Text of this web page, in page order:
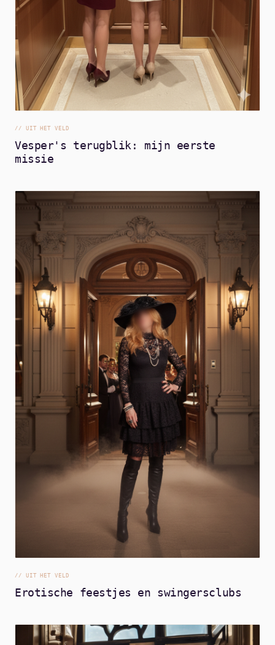
// UIT HET VELD
Vesper's terugblik: mijn eerste
missie
// UIT HET VELD
Erotische feestjes en swingersclubs